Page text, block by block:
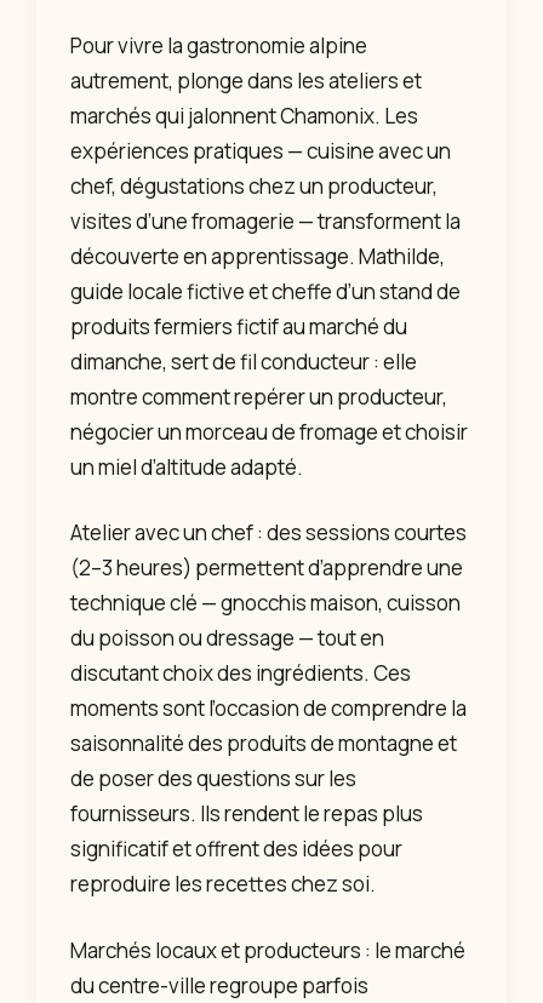
Pour vivre la gastronomie alpine
autrement, plonge dans les ateliers et
marchés qui jalonnent Chamonix. Les
expériences pratiques — cuisine avec un
chef, dégustations chez un producteur,
visites d’une fromagerie — transforment la
découverte en apprentissage. Mathilde,
guide locale fictive et cheffe d’un stand de
produits fermiers fictif au marché du
dimanche, sert de fil conducteur : elle
montre comment repérer un producteur,
négocier un morceau de fromage et choisir
un miel d’altitude adapté.
Atelier avec un chef : des sessions courtes
(2–3 heures) permettent d’apprendre une
technique clé — gnocchis maison, cuisson
du poisson ou dressage — tout en
discutant choix des ingrédients. Ces
moments sont l’occasion de comprendre la
saisonnalité des produits de montagne et
de poser des questions sur les
fournisseurs. Ils rendent le repas plus
significatif et offrent des idées pour
reproduire les recettes chez soi.
Marchés locaux et producteurs : le marché
du centre-ville regroupe parfois